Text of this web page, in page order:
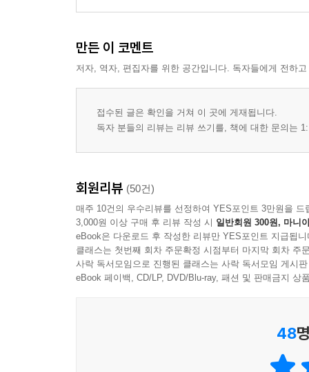
만든 이 코멘트
저자, 역자, 편집자를 위한 공간입니다. 독자들에게 전하
접수된 글은 확인을 거쳐 이 곳에 게재됩니다.
독자 분들의 리뷰는 리뷰 쓰기를, 책에 대한 문의는
회원리뷰 (50건)
매주 10건의 우수리뷰를 선정하여 YES포인트 3만원을 드
3,000원 이상 구매 후 리뷰 작성 시 일반회원 300원, 마니
eBook은 다운로드 후 작성한 리뷰만 YES포인트 지급됩니
클래스는 첫번째 회차 주문확정 시점부터 마지막 회차 주
사락 독서모임으로 진행된 클래스는 사락 독서모임 게시
eBook 페이백, CD/LP, DVD/Blu-ray, 패션 및 판매금지 상
48